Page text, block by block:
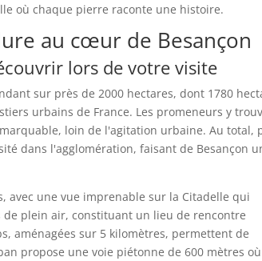
où chaque pierre raconte une histoire.
au cœur de Besançon
lors de votre visite
sur près de 2000 hectares, dont 1780
urbains de France. Les promeneurs y
loin de l'agitation urbaine. Au total,
dans l'agglomération, faisant de Besançon
avec une vue imprenable sur la Citadelle qui
plein air, constituant un lieu de rencontre
aménagées sur 5 kilomètres, permettent de
propose une voie piétonne de 600 mètres